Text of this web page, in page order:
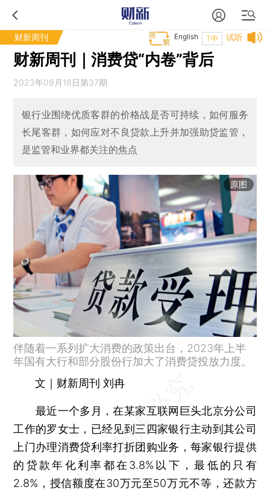
财新周刊 试听
T中
English
财新周刊｜消费贷“内卷”背后
2023年09月18日第37期
银行业围绕优质客群的价格战是否可持续，如何服务
长尾客群，如何应对不良贷款上升并加强助贷监管，
是监管和业界都关注的焦点
原图
伴随着一系列扩大消费的政策出台，2023年上半
年国有大行和部分股份行加大了消费贷投放力度。
文｜财新周刊 刘冉
最近一个多月，在某家互联网巨头北京分公司
工作的罗女士，已经见到三四家银行主动到其公司
上门办理消费贷利率打折团购业务，每家银行提供
的贷款年化利率都在3.8%以下，最低的只有
2.8%，授信额度在30万元至50万元不等，还款方